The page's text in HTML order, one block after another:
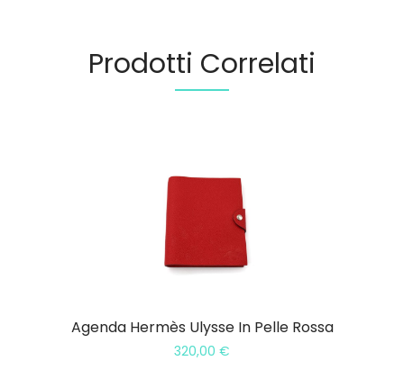
Prodotti Correlati
Agenda Hermès Ulysse In Pelle Rossa
320,00 €